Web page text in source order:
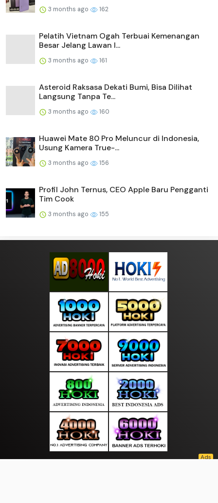
3 months ago 162
Pelatih Vietnam Ogah Terbuai Kemenangan
Besar Jelang Lawan I...
3 months ago 161
Asteroid Raksasa Dekati Bumi, Bisa Dilihat
Langsung Tanpa Te...
3 months ago 160
Huawei Mate 80 Pro Meluncur di Indonesia,
Usung Kamera True-...
3 months ago 156
Profil John Ternus, CEO Apple Baru Pengganti
Tim Cook
3 months ago 155